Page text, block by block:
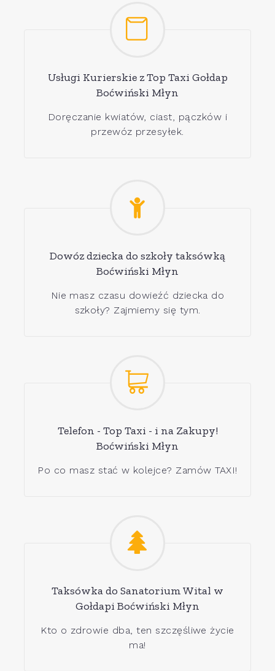
Usługi Kurierskie z Top Taxi Gołdap
Boćwiński Młyn
Doręczanie kwiatów, ciast, pączków i
przewóz przesyłek.
Dowóz dziecka do szkoły taksówką
Boćwiński Młyn
Nie masz czasu dowieźć dziecka do
szkoły? Zajmiemy się tym.
Telefon - Top Taxi - i na Zakupy!
Boćwiński Młyn
Po co masz stać w kolejce? Zamów TAXI!
Taksówka do Sanatorium Wital w
Gołdapi Boćwiński Młyn
Kto o zdrowie dba, ten szczęśliwe życie
ma!